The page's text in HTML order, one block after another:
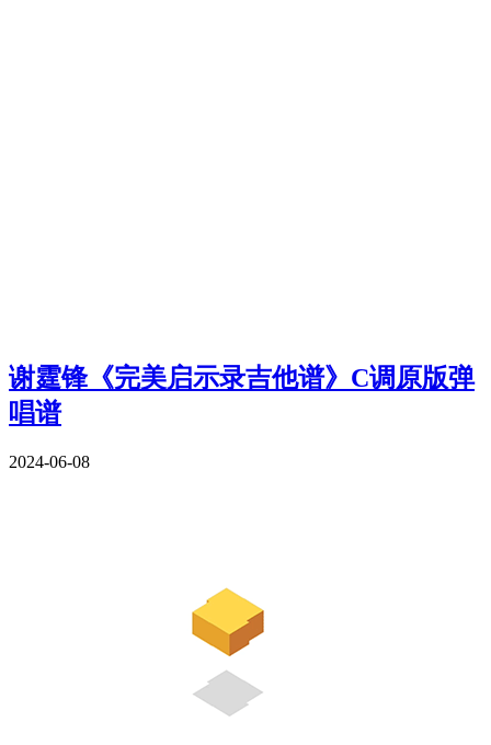
谢霆锋《完美启示录吉他谱》C调原版弹
唱谱
2024-06-08